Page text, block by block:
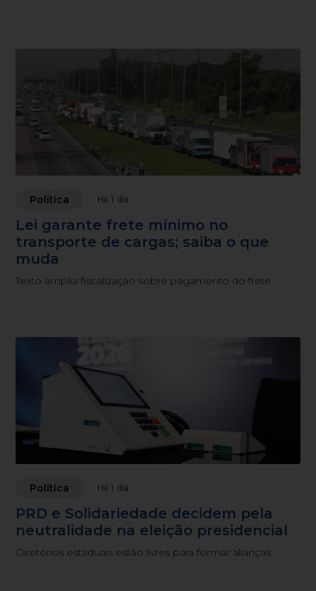
Política Há 1 dia
Lei garante frete mínimo no
transporte de cargas; saiba o que
muda
Texto amplia fiscalização sobre pagamento do frete
Política Há 1 dia
PRD e Solidariedade decidem pela
neutralidade na eleição presidencial
Diretórios estaduais estão livres para formar alianças